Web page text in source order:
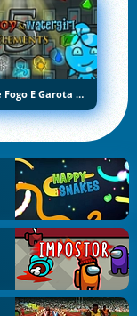
Menino De Fogo E Garota De Água 5: Elementos